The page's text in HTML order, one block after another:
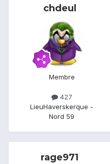
chdeul
Membre
427
LieuHaverskerque -
Nord 59
rage971